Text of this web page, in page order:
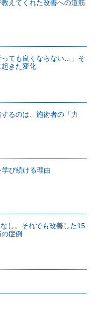
えてくれた改善への道筋
っても良くならない…」そ
きた変化
るのは、施術者の「力
学び続ける理由
し。それでも改善した15
症例